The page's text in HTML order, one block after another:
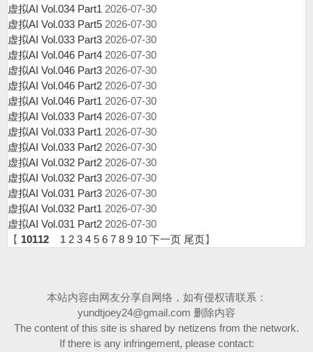
虚拟AI Vol.034 Part1 2026-07-30
虚拟AI Vol.033 Part5 2026-07-30
虚拟AI Vol.033 Part3 2026-07-30
虚拟AI Vol.046 Part4 2026-07-30
虚拟AI Vol.046 Part3 2026-07-30
虚拟AI Vol.046 Part2 2026-07-30
虚拟AI Vol.046 Part1 2026-07-30
虚拟AI Vol.033 Part4 2026-07-30
虚拟AI Vol.033 Part1 2026-07-30
虚拟AI Vol.033 Part2 2026-07-30
虚拟AI Vol.032 Part2 2026-07-30
虚拟AI Vol.032 Part3 2026-07-30
虚拟AI Vol.031 Part3 2026-07-30
虚拟AI Vol.032 Part1 2026-07-30
虚拟AI Vol.031 Part2 2026-07-30
【 10112 1 2 3 4 5 6 7 8 9 10 下一页 尾页】
本站内容由网友分享自网络，如有侵权请联系：
yundtjoey24@gmail.com 删除内容
The content of this site is shared by netizens from the network.
If there is any infringement, please contact: